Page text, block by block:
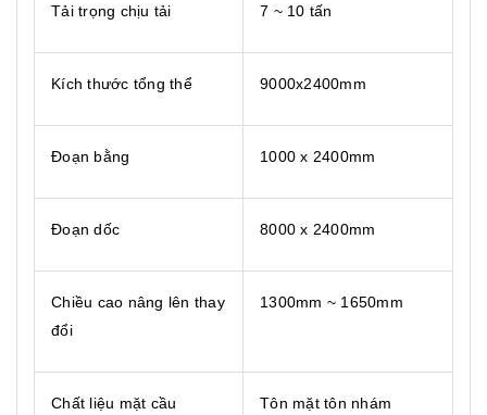
Tải trọng chịu tải 7 ~ 10 tấn
Kích thước tổng thể 9000x2400mm
Đoạn bằng 1000 x 2400mm
Đoạn dốc 8000 x 2400mm
Chiều cao nâng lên thay
đổi
1300mm ~ 1650mm
Chất liệu mặt cầu
Tôn mặt tôn nhám